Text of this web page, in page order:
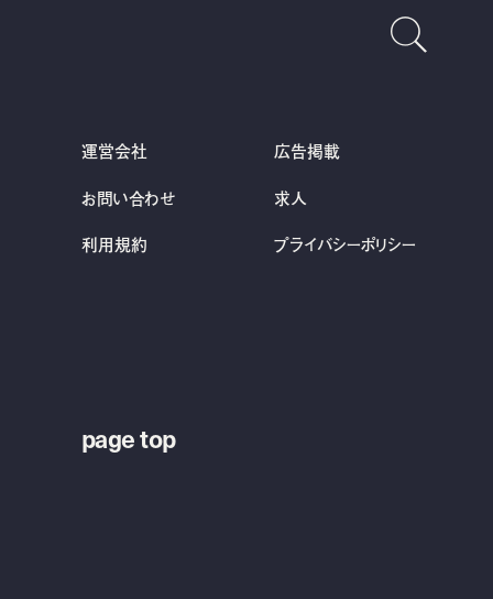
運営会社
広告掲載
お問い合わせ
求人
利用規約 プライバシーポリシー
page top